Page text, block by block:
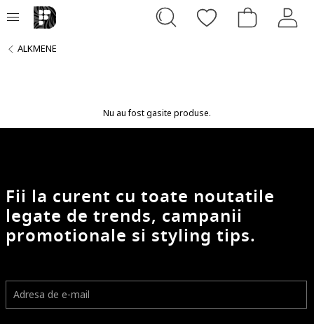
ALKMENE
Nu au fost gasite produse.
Fii la curent cu toate noutatile
legate de trends, campanii
promotionale si styling tips.